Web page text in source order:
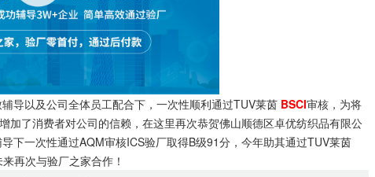
导以及公司全体员工配合下，一次性顺利通过TUV莱茵 BSCI审核，为将
加了消费者对公司的信赖，在这里再次恭贺佛山顺德区卓优纺织品有限公
下一次性通过AQM审核ICS验厂取得B级91分，今年助其通过TUV莱茵
再次与验厂之家合作！